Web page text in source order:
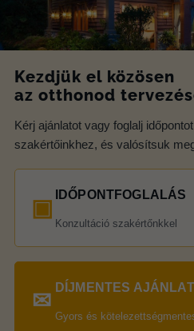
Kezdjük el közösen
az otthonod
Kérj ajánlatot vagy foglalj
szakértőinkhez, és valósítsuk
▣ IDŐPONTFOGLALÁS
Konzultáció szakértőnkkel
✉ DÍJMENTES
Gyors és